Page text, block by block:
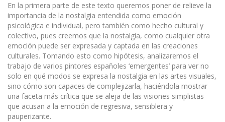
En la primera parte de este texto queremos poner de relieve la
importancia de la nostalgia entendida como emoción
psicológica e individual, pero también como hecho cultural y
colectivo, pues creemos que la nostalgia, como cualquier otra
emoción puede ser expresada y captada en las creaciones
culturales. Tomando esto como hipótesis, analizaremos el
trabajo de varios pintores españoles ‘emergentes’ para ver no
solo en qué modos se expresa la nostalgia en las artes visuales,
sino cómo son capaces de complejizarla, haciéndola mostrar
una faceta más crítica que se aleja de las visiones simplistas
que acusan a la emoción de regresiva, sensiblera y
pauperizante.